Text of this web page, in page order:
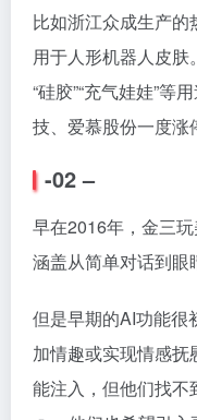
比如浙江众成生产
用于人形机器人皮
“硅胶”“充气娃娃”等
技、爱慕股份一度涨
-02 –
早在2016年，金三
涵盖从简单对话到眼
但是早期的AI功能很
加情趣或实现情感
能注入，但他们找不